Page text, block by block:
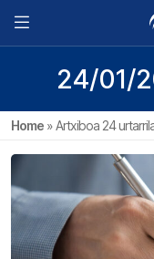
24/01/
Home »Artxiboa 24